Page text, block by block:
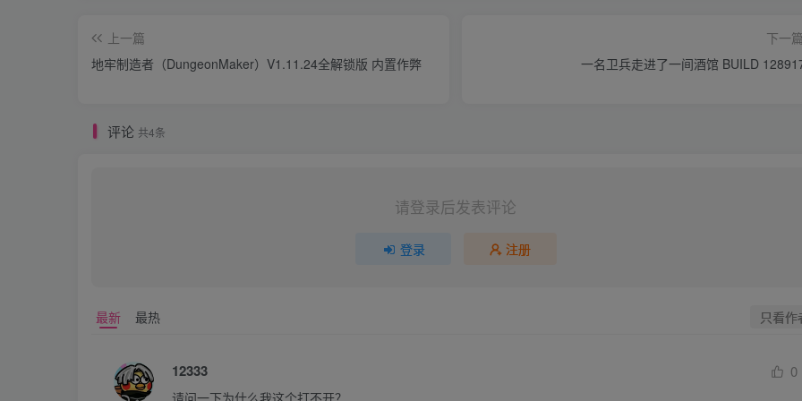
上一篇
地牢制造者（DungeonMaker）V1.11.24全解锁版 内置作弊
下一
一名卫兵走进了一间酒馆 BUILD
评论 共4条
请登录后发表评论
登录 注册
最新 最热 只看作
12333 0
请问一下为什么我这个打不开？